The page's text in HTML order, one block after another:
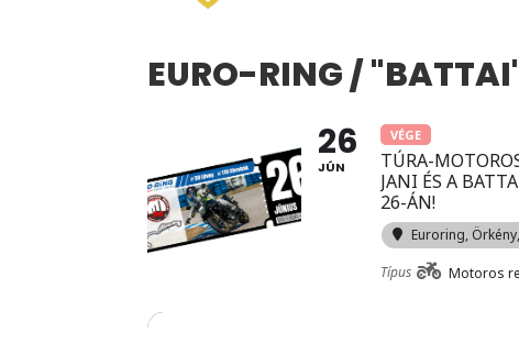
EURO-RING /
26
JÚN
VÉGE
TÚRA-
JANI ÉS A
26-ÁN!
Euroring,
Típus
Motoros